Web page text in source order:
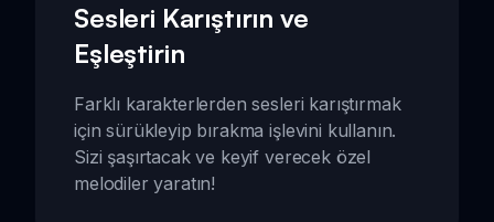
Sesleri Karıştırın ve
Eşleştirin
Farklı karakterlerden sesleri karıştırmak
için sürükleyip bırakma işlevini kullanın.
Sizi şaşırtacak ve keyif verecek özel
melodiler yaratın!